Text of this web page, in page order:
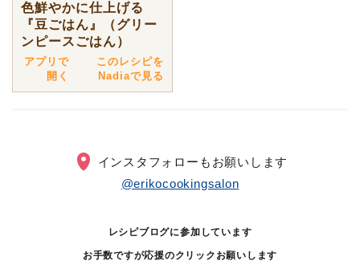
色鮮やかに仕上げる
『豆ごはん』（グリー
ンピースごはん）
アプリで
開く
このレシピを
Nadiaで見る
インスタフォローもお願いします
@erikocookingsalon
レシピブログに参加しています
お手数ですが応援のクリックお願いします